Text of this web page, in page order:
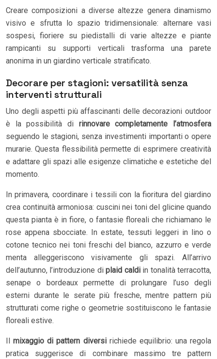
Creare composizioni a diverse altezze genera dinamismo
visivo e sfrutta lo spazio tridimensionale: alternare vasi
sospesi, fioriere su piedistalli di varie altezze e piante
rampicanti su supporti verticali trasforma una parete
anonima in un giardino verticale stratificato.
Decorare per stagioni: versatilità senza
interventi strutturali
Uno degli aspetti più affascinanti delle decorazioni outdoor
è la possibilità di rinnovare completamente l’atmosfera
seguendo le stagioni, senza investimenti importanti o opere
murarie. Questa flessibilità permette di esprimere creatività
e adattare gli spazi alle esigenze climatiche e estetiche del
momento.
In primavera, coordinare i tessili con la fioritura del giardino
crea continuità armoniosa: cuscini nei toni del glicine quando
questa pianta è in fiore, o fantasie floreali che richiamano le
rose appena sbocciate. In estate, tessuti leggeri in lino o
cotone tecnico nei toni freschi del bianco, azzurro e verde
menta alleggeriscono visivamente gli spazi. All’arrivo
dell’autunno, l’introduzione diplaid caldiin tonalità terracotta,
senape o bordeaux permette di prolungare l’uso degli
esterni durante le serate più fresche, mentre pattern più
strutturati come righe o geometrie sostituiscono le fantasie
floreali estive.
Ilmixaggio di pattern diversirichiede equilibrio: una regola
pratica suggerisce di combinare massimo tre pattern